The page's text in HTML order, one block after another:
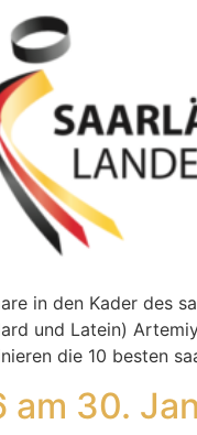
in den Kader des
und Latein)
die 10 besten
30.